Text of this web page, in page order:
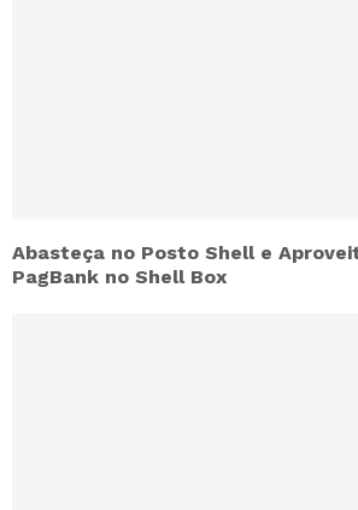
Abasteça no Posto Shell e
PagBank no Shell Box